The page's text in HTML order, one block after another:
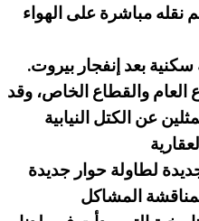
مباشرة على الهواء
والقطاع الخاص، وقد
عن الكتل النيابية
لطاولة حوار جديدة
المشاكل